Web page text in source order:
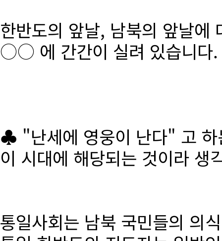
한반도의 앞날, 남북의 앞날에
○○ 에 간간이 실려 있습니다.
♣ "난세에 영웅이 난다" 고 하
이 시대에 해당되는 것이라 생
통일사회는 남북 국민들의 의